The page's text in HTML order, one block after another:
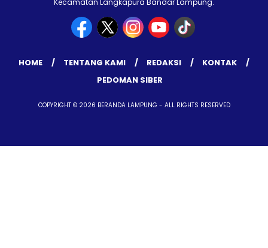
Kecamatan Langkapura Bandar Lampung.
HOME TENTANG KAMI REDAKSI
KONTAK
PEDOMAN SIBER
COPYRIGHT © 2026 BERANDA LAMPUNG - ALL RIGHTS RESERVED